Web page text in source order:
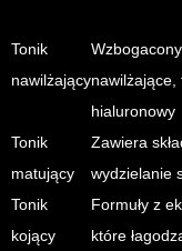
Tonik
nawilżającynawilżające,
hialuronowy
Tonik
matujący
Zawiera
wydzielanie
Tonik
kojący
Formuły z
które